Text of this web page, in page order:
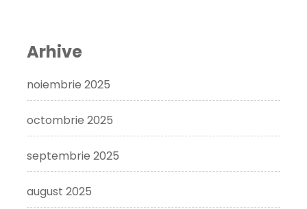
Arhive
noiembrie 2025
octombrie 2025
septembrie 2025
august 2025